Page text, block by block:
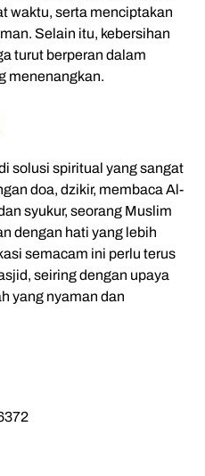
waktu, serta menciptakan
Selain itu, kebersihan
turut berperan dalam
menenangkan.
solusi spiritual yang sangat
doa, dzikir, membaca Al-
syukur, seorang Muslim
dengan hati yang lebih
semacam ini perlu terus
seiring dengan upaya
yang nyaman dan